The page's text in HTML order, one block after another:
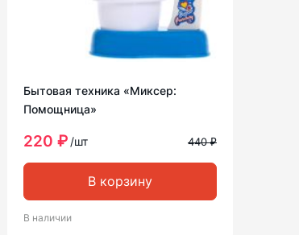
Бытовая техника «Миксер:
Помощница»
220 ₽ /шт 440 ₽
В корзину
В наличии